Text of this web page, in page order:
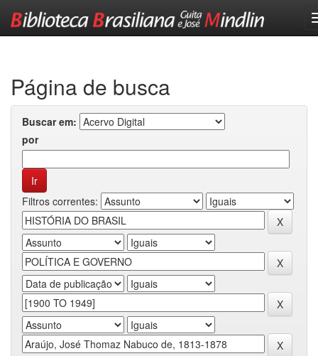
Página de busca
Buscar em:
por
Filtros correntes: